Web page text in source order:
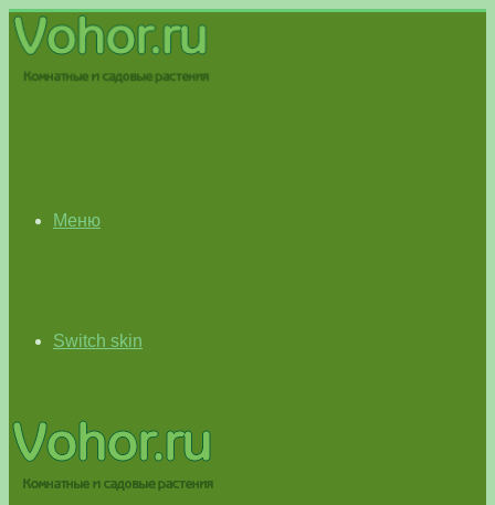
Меню
Switch skin